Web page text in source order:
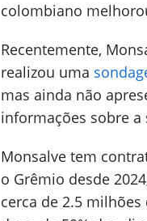
colombiano
Recentemente,
realizou uma
mas ainda não
informações sobre
Monsalve tem
o Grêmio desde
cerca de 2.5